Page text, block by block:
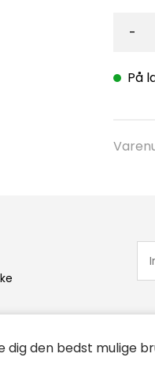
dig den bedst mulige
-
På